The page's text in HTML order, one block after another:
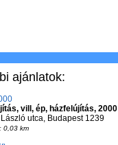
ajánlatok:
vill, ép, házfelújítás, 2000
utca, Budapest 1239
0,03 km